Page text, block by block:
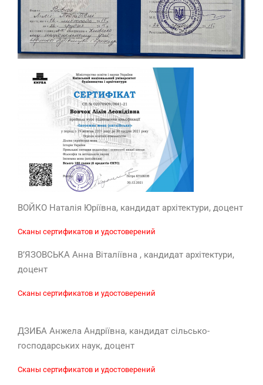
ВОЙКО Наталія Юріївна, кандидат архітектури, доцент
Сканы сертификатов и удостоверений
В’ЯЗОВСЬКА Анна Віталіївна , кандидат архітектури,
доцент
Сканы сертификатов и удостоверений
ДЗИБА Анжела Андріївна, кандидат сільсько-
господарських наук, доцент
Сканы сертификатов и удостоверений